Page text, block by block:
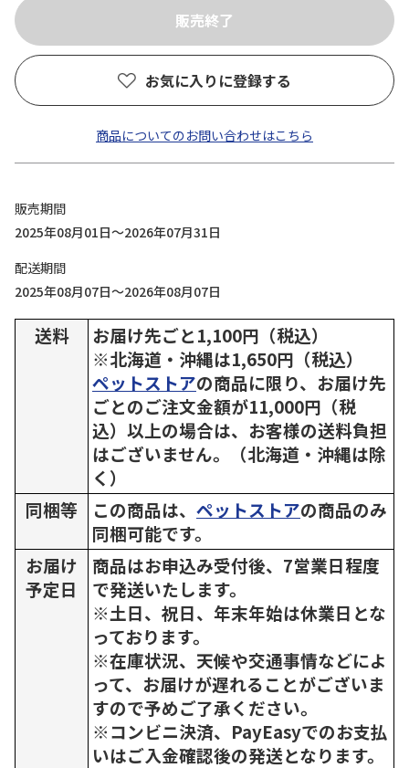
お気に入りに登録する
商品についてのお問い合わせはこちら
販売期間
2025年08月01日～2026年07月31日
配送期間
2025年08月07日～2026年08月07日
送料
お届け先ごと1,100円（税込）
※北海道・沖縄は1,650円（税込）
ペットストアの商品に限り、お届け先
ごとのご注文金額が11,000円（税
込）以上の場合は、お客様の送料負担
はございません。（北海道・沖縄は除
く）
同梱等
この商品は、 ペットストアの商品のみ
同梱可能です。
お届け
予定日
商品はお申込み受付後、7営業日程度
で発送いたします。
※土日、祝日、年末年始は休業日とな
っております。
※在庫状況、天候や交通事情などによ
って、お届けが遅れることがございま
すので予めご了承ください。
※コンビニ決済、PayEasyでのお支払
いはご入金確認後の発送となります。